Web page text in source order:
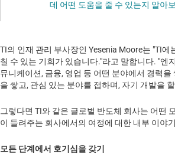
데 어떤 도움을 줄 수 있는지 알아
TI의 인재 관리 부사장인 Yesenia Moore는 "TI에
칠 수 있는 기회가 있습니다."라고 말합니다. "엔
뮤니케이션, 금융, 영업 등 어떤 분야에서 경력
을 쌓고, 관심 있는 분야를 접하며, 자기 개발을
그렇다면 TI와 같은 글로벌 반도체 회사는 어떤
이 들려주는 회사에서의 여정에 대한 내부 이야
모든 단계에서 호기심을 갖기